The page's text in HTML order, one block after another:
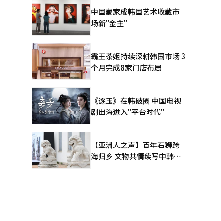
中国藏家成韩国艺术收藏市
场新"金主"
霸王茶姬持续深耕韩国市场 3
个月完成8家门店布局
《逐玉》在韩破圈 中国电视
剧出海进入"平台时代"
【亚洲人之声】百年石狮跨
海归乡 文物共情续写中韩人